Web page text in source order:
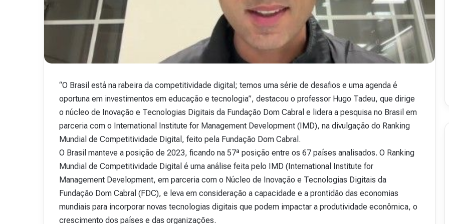
“O Brasil está na rabeira da competitividade digital; temos uma série de desafios e uma agenda é
oportuna em investimentos em educação e tecnologia”, destacou o professor Hugo Tadeu, que dirige
o núcleo de Inovação e Tecnologias Digitais da Fundação Dom Cabral e lidera a pesquisa no Brasil em
parceria com o International Institute for Management Development (IMD), na divulgação do Ranking
Mundial de Competitividade Digital, feito pela Fundação Dom Cabral.
O Brasil manteve a posição de 2023, ficando na 57ª posição entre os 67 países analisados. O Ranking
Mundial de Competitividade Digital é uma análise feita pelo IMD (International Institute for
Management Development, em parceria com o Núcleo de Inovação e Tecnologias Digitais da
Fundação Dom Cabral (FDC), e leva em consideração a capacidade e a prontidão das economias
mundiais para incorporar novas tecnologias digitais que podem impactar a produtividade econômica, o
crescimento dos países e das organizações.
n
e
t
.
4
8
Revista Abranet . 48
i
t
a
n
e
t
0
Revista Abranet . 50